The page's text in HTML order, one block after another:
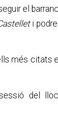
el
i
més citats
del